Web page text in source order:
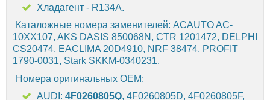
Хладагент - R134A.
Каталожные номера заменителей: ACAUTO AC-
10XX107, AKS DASIS 850068N, CTR 1201472, DELPHI
CS20474, EACLIMA 20D4910, NRF 38474, PROFIT
1790-0031, Stark SKKM-0340231.
Номера оригинальных OEM:
AUDI: 4F0260805Q, 4F0260805D, 4F0260805F,